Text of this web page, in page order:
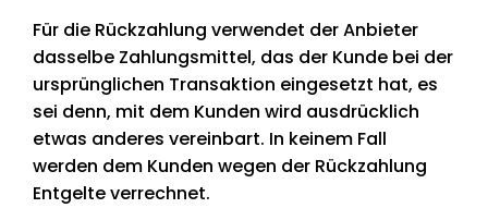
Für die Rückzahlung verwendet der Anbieter
dasselbe Zahlungsmittel, das der Kunde bei der
ursprünglichen Transaktion eingesetzt hat, es
sei denn, mit dem Kunden wird ausdrücklich
etwas anderes vereinbart. In keinem Fall
werden dem Kunden wegen der Rückzahlung
Entgelte verrechnet.